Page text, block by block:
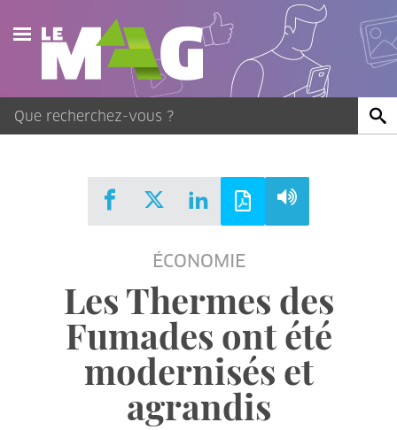
Actualités
Agenda
Publications
ÉCONOMIE
Les Thermes des
Fumades ont été
modernisés et
agrandis